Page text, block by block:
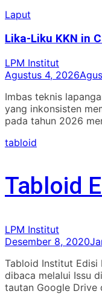
Laput
Lika-Liku KKN in
LPM Institut
Agustus 4, 2026
Imbas teknis
yang inkonsisten
pada tahun 2026
tabloid
Tabloid
LPM Institut
Desember 8, 2020
Tabloid Institut Edisi
dibaca melalui Issu
tautan Google Drive